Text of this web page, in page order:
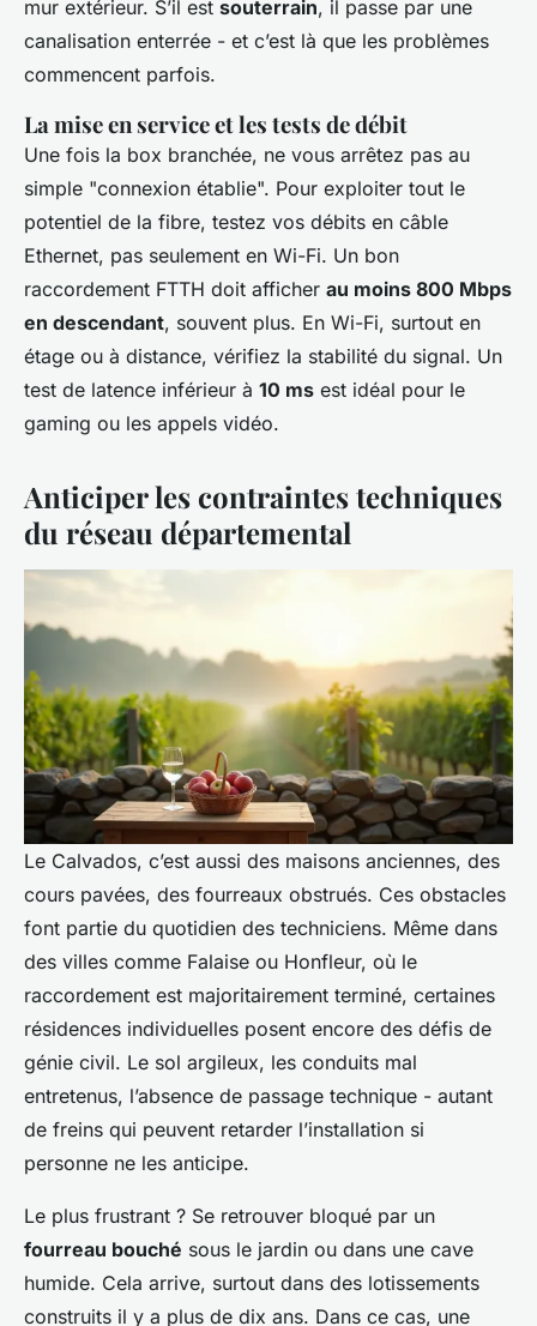
mur extérieur. S’il est souterrain, il passe par une
canalisation enterrée - et c’est là que les problèmes
commencent parfois.
La mise en service et les tests de débit
Une fois la box branchée, ne vous arrêtez pas au
simple "connexion établie". Pour exploiter tout le
potentiel de la fibre, testez vos débits en câble
Ethernet, pas seulement en Wi-Fi. Un bon
raccordement FTTH doit afficher au moins 800 Mbps
en descendant, souvent plus. En Wi-Fi, surtout en
étage ou à distance, vérifiez la stabilité du signal. Un
test de latence inférieur à 10 ms est idéal pour le
gaming ou les appels vidéo.
Anticiper les contraintes techniques
du réseau départemental
Le Calvados, c’est aussi des maisons anciennes, des
cours pavées, des fourreaux obstrués. Ces obstacles
font partie du quotidien des techniciens. Même dans
des villes comme Falaise ou Honfleur, où le
raccordement est majoritairement terminé, certaines
résidences individuelles posent encore des défis de
génie civil. Le sol argileux, les conduits mal
entretenus, l’absence de passage technique - autant
de freins qui peuvent retarder l’installation si
personne ne les anticipe.
Le plus frustrant ? Se retrouver bloqué par un
fourreau bouché sous le jardin ou dans une cave
humide. Cela arrive, surtout dans des lotissements
construits il y a plus de dix ans. Dans ce cas, une